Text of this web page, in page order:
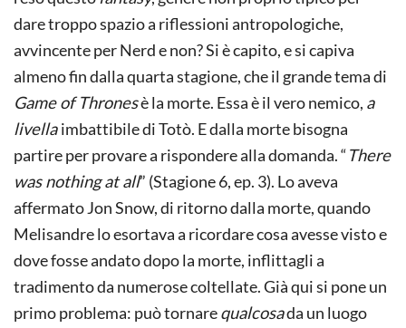
dare troppo spazio a riflessioni antropologiche,
avvincente per Nerd e non? Si è capito, e si capiva
almeno fin dalla quarta stagione, che il grande tema di
Game of Thronesè la morte. Essa è il vero nemico, a
livellaimbattibile di Totò. E dalla morte bisogna
partire per provare a rispondere alla domanda. “There
was nothing at all” (Stagione 6, ep. 3). Lo aveva
affermato Jon Snow, di ritorno dalla morte, quando
Melisandre lo esortava a ricordare cosa avesse visto e
dove fosse andato dopo la morte, inflittagli a
tradimento da numerose coltellate. Già qui si pone un
primo problema: può tornarequalcosada un luogo